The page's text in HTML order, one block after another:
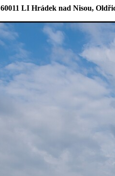
60011 LI Hrádek nad Nisou,